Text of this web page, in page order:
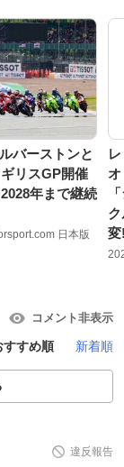
バーストンと
リスGP開催
年まで継続
日本版
コメント非表示
すすめ順 新着順
違反報告